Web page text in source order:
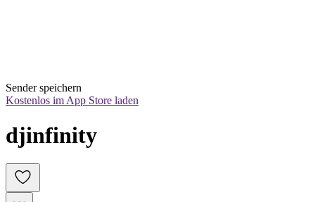
Sender speichern
Kostenlos im App Store laden
djinfinity